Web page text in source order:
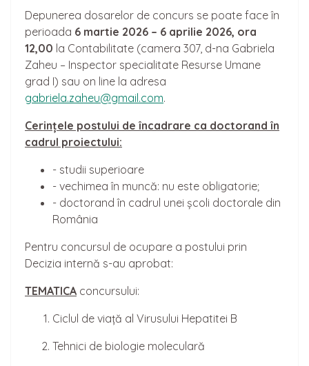
Depunerea dosarelor de concurs se poate face în
perioada 6 martie 2026 – 6 aprilie 2026, ora
12,00 la Contabilitate (camera 307, d-na Gabriela
Zaheu – Inspector specialitate Resurse Umane
grad I) sau on line la adresa
gabriela.zaheu@gmail.com.
Cerințele postului de încadrare ca doctorand în
cadrul proiectului:
- studii superioare
- vechimea în muncă: nu este obligatorie;
- doctorand în cadrul unei școli doctorale din
România
Pentru concursul de ocupare a postului prin
Decizia internă s-au aprobat:
TEMATICA concursului:
Ciclul de viață al Virusului Hepatitei B
Tehnici de biologie moleculară